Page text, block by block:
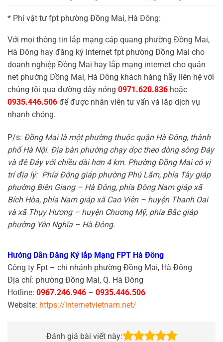
* Phí vật tư fpt phường Đồng Mai, Hà Đông:
Với mọi thông tin lắp mạng cáp quang phường Đồng Mai,
Hà Đông hay đăng ký internet fpt phường Đồng Mai cho
doanh nghiệp Đồng Mai hay lắp mạng internet cho quán
net phường Đồng Mai, Hà Đông khách hàng hãy liên hệ với
chúng tôi qua đường dây nóng 0971.620.836 hoặc
0935.446.506 để được nhân viên tư vấn và lắp dịch vụ
nhanh chóng.
P/s: Đồng Mai là một phường thuộc quận Hà Đông, thành
phố Hà Nội. Địa bàn phường chạy dọc theo dòng sông Đáy
và đê Đáy với chiều dài hơn 4 km. Phường Đồng Mai có vị
trí địa lý: Phía Đông giáp phường Phú Lãm, phía Tây giáp
phường Biên Giang – Hà Đông, phía Đông Nam giáp xã
Bích Hòa, phía Nam giáp xã Cao Viên – huyện Thanh Oai
và xã Thụy Hương – huyện Chương Mỹ, phía Bắc giáp
phường Yên Nghĩa – Hà Đông.
Hướng Dẫn Đăng Ký lắp Mạng FPT Hà Đông
Công ty Fpt – chi nhánh phường Đồng Mai, Hà Đông
Địa chỉ: phường Đồng Mai, Q. Hà Đông
Hotline: 0967.246.946 – 0935.446.506
Website: https://internetvietnam.net/
Đánh giá bài viết này: